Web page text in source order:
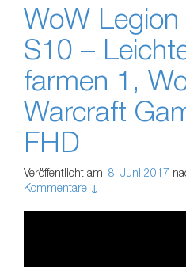
WoW Legion
S10 –
farmen 1,
Warcraft
FHD
Veröffentlicht am: 8. Juni 2017
Kommentare ↓